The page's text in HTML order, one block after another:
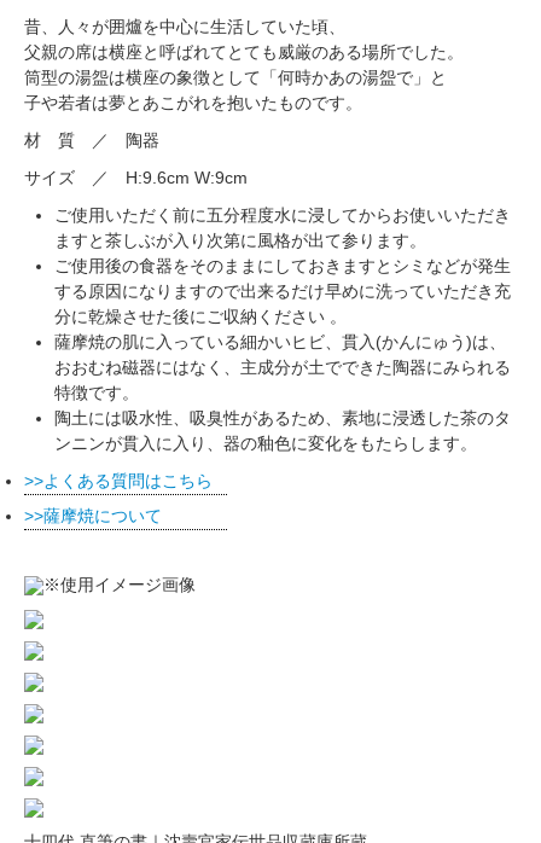
昔、人々が囲爐を中心に生活していた頃、
父親の席は横座と呼ばれてとても威厳のある場所でした。
筒型の湯盌は横座の象徴として「何時かあの湯盌で」と
子や若者は夢とあこがれを抱いたものです。
材 質 ／ 陶器
サイズ ／ H:9.6cm W:9cm
ご使用いただく前に五分程度水に浸してからお使いいただき
ますと茶しぶが入り次第に風格が出て参ります。
ご使用後の食器をそのままにしておきますとシミなどが発生
する原因になりますので出来るだけ早めに洗っていただき充
分に乾燥させた後にご収納ください 。
薩摩焼の肌に入っている細かいヒビ、貫入(かんにゅう)は、
おおむね磁器にはなく、主成分が土でできた陶器にみられる
特徴です。
陶土には吸水性、吸臭性があるため、素地に浸透した茶のタ
ンニンが貫入に入り、器の釉色に変化をもたらします。
よくある質問はこちら
薩摩焼について
※使用イメージ画像